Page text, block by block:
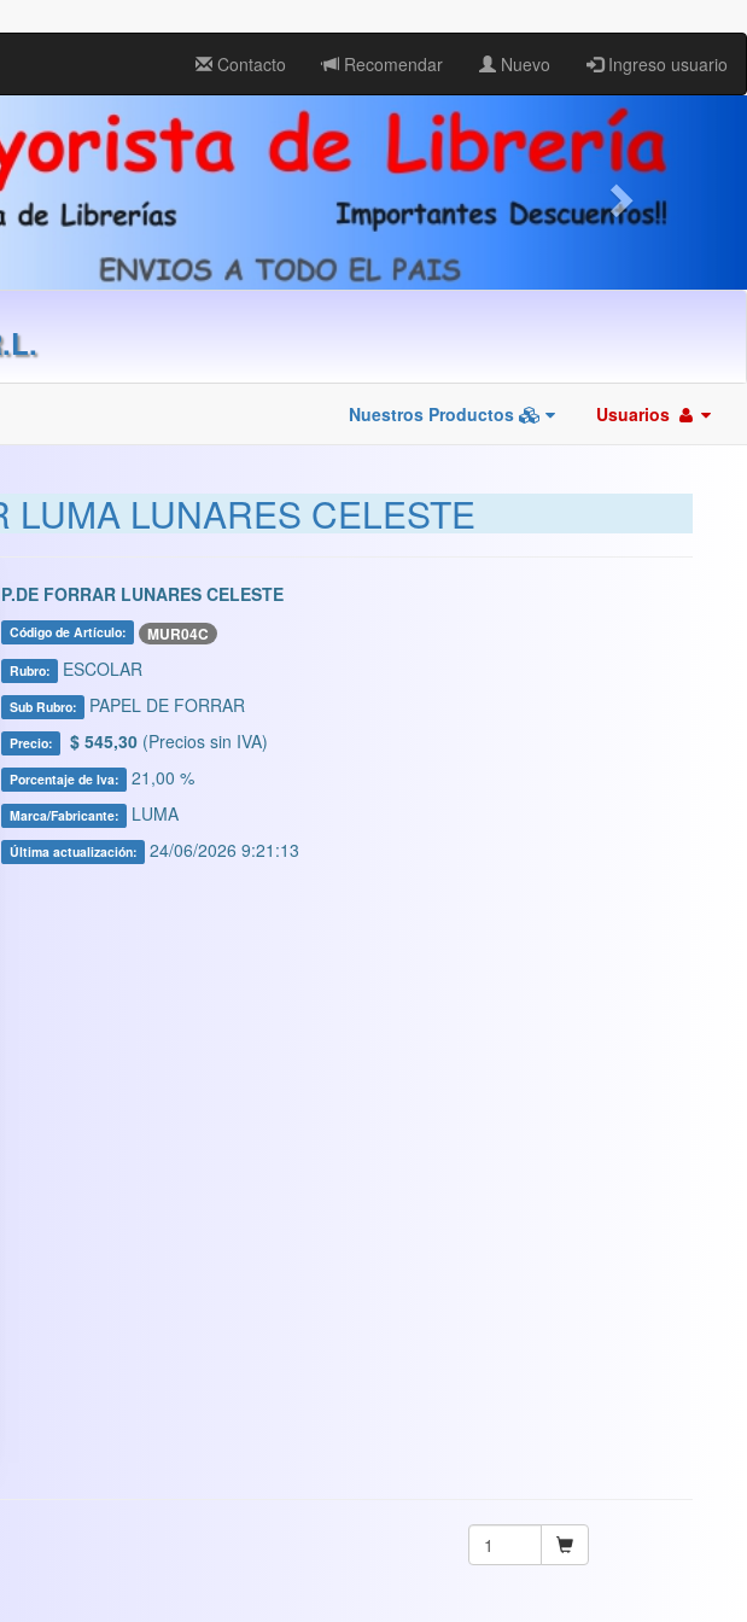
Contacto Recomendar Nuevo Ingreso usuario
Nuestros Productos Usuarios
LUMA LUNARES CELESTE
P.DE FORRAR LUNARES CELESTE
Código de Artículo: MUR04C
Rubro: ESCOLAR
Sub Rubro: PAPEL DE FORRAR
Precio: $ 545,30 (Precios sin IVA)
Porcentaje de Iva: 21,00 %
Marca/Fabricante: LUMA
Última actualización: 24/06/2026 9:21:13